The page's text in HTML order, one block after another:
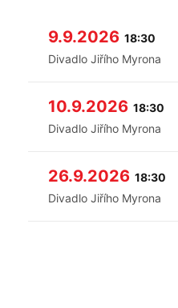
9.9.2026 18:30
Divadlo Jiřího Myrona
10.9.2026 18:30
Divadlo Jiřího Myrona
26.9.2026 18:30
Divadlo Jiřího Myrona